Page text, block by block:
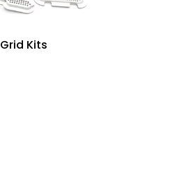
Grid Kits